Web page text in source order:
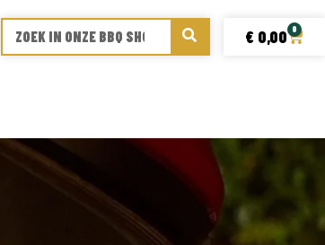
€ 0,00 0